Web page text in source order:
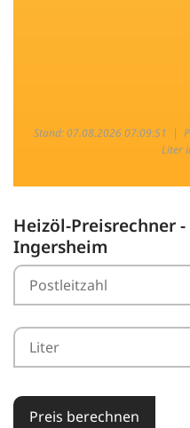
Stand: 07.08.2026 07:09:51 |
Liter
Heizöl-Preisrechner
Ingersheim
Preis berechnen